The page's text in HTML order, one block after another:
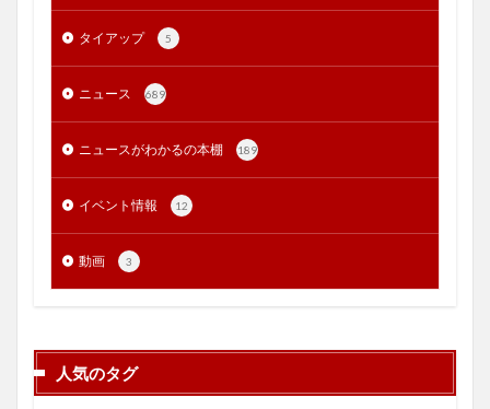
タイアップ 5
ニュース 689
ニュースがわかるの本棚 189
イベント情報 12
動画 3
人気のタグ